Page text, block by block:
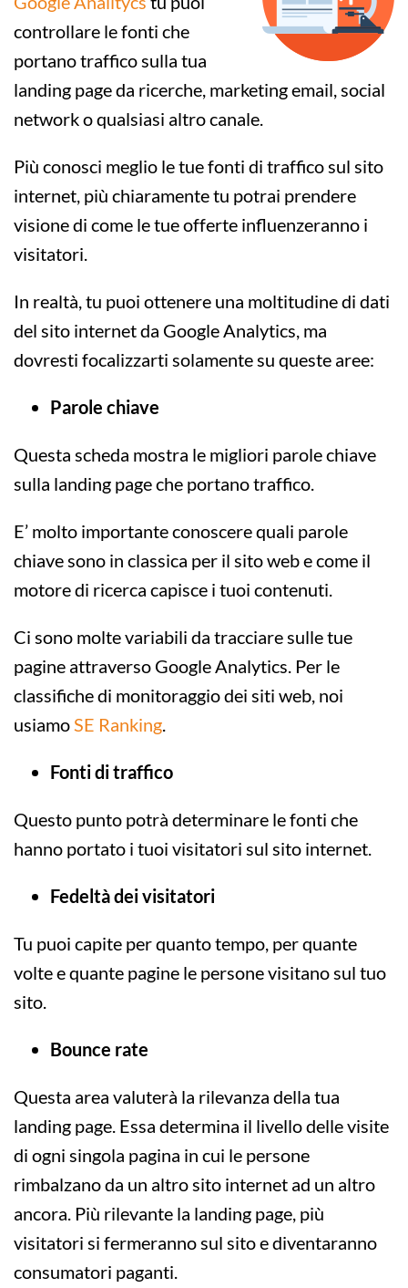
controllare le fonti che
portano traffico sulla tua
landing page da ricerche, marketing email, social
network o qualsiasi altro canale.
Più conosci meglio le tue fonti di traffico sul sito
internet, più chiaramente tu potrai prendere
visione di come le tue offerte influenzeranno i
visitatori.
In realtà, tu puoi ottenere una moltitudine di dati
del sito internet da Google Analytics, ma
dovresti focalizzarti solamente su queste aree:
Parole chiave
Questa scheda mostra le migliori parole chiave
sulla landing page che portano traffico.
E’ molto importante conoscere quali parole
chiave sono in classica per il sito web e come il
motore di ricerca capisce i tuoi contenuti.
Ci sono molte variabili da tracciare sulle tue
pagine attraverso Google Analytics. Per le
classifiche di monitoraggio dei siti web, noi
usiamo SE Ranking.
Fonti di traffico
Questo punto potrà determinare le fonti che
hanno portato i tuoi visitatori sul sito internet.
Fedeltà dei visitatori
Tu puoi capite per quanto tempo, per quante
volte e quante pagine le persone visitano sul tuo
sito.
Bounce rate
Questa area valuterà la rilevanza della tua
landing page. Essa determina il livello delle visite
di ogni singola pagina in cui le persone
rimbalzano da un altro sito internet ad un altro
ancora. Più rilevante la landing page, più
visitatori si fermeranno sul sito e diventaranno
consumatori paganti.